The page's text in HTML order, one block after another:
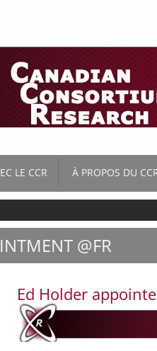
–
LE CCR À PROPOS DU
ACTUALITÉS
PRÉSENTATIONS
GOUVERNEMENT
MEMBRES
@FR
Ed Holder